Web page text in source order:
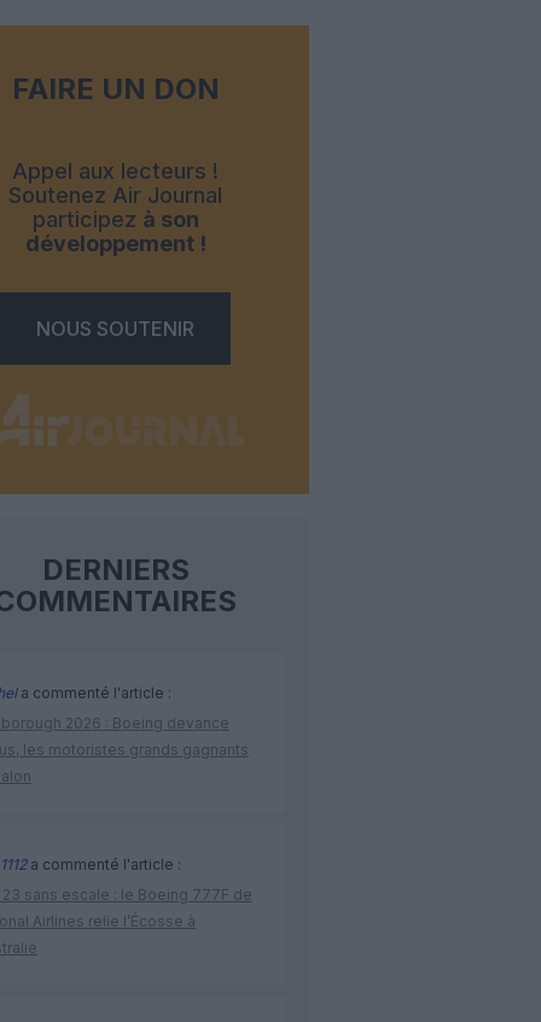
FAIRE UN DON
Appel aux lecteurs !
Soutenez Air Journal
participez à son
développement !
NOUS SOUTENIR
DERNIERS
a commenté l'article :
2026 : Boeing devance
les motoristes grands gagnants
a commenté l'article :
23 sans escale : le Boeing 777F de
Airlines relie l’Écosse à